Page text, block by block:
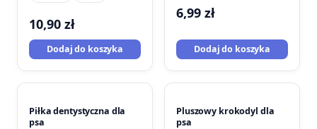
10,90 zł
Dodaj do koszyka
6,99 zł
Dodaj do koszyka
Piłka dentystyczna dla
psa
Pluszowy krokodyl dla
psa